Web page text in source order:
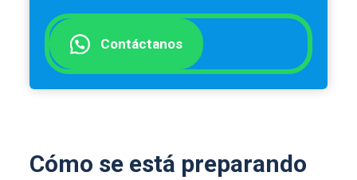
Contáctanos
Cómo se está preparando